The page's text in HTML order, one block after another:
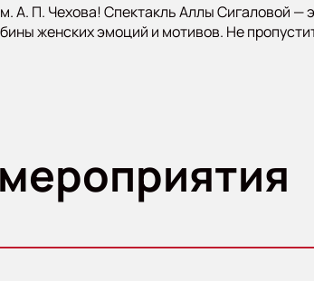
П. Чехова! Спектакль Аллы Сигаловой —
женских эмоций и мотивов. Не